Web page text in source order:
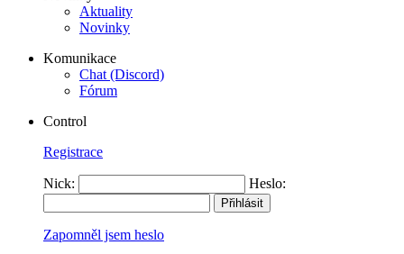
Aktuality
Novinky
Komunikace
Chat (Discord)
Fórum
Control
Registrace
Nick: Heslo:
Zapomněl jsem heslo